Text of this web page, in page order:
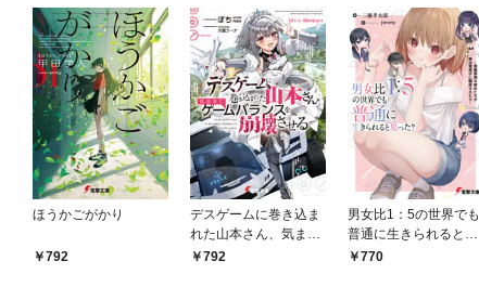
ほうかごがかり
792
デスゲームに巻き込ま
れた山本さん、気まま
にゲームバランスを崩
792
男女比1：5の世界でも
普通に生きられると思
った？ ～激重感情な
770